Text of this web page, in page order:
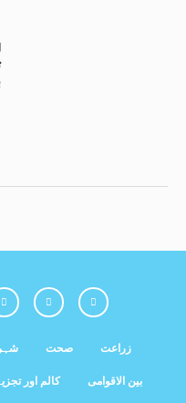
صحت زراعت
کالم اور تجزیہ بین الاقوامی